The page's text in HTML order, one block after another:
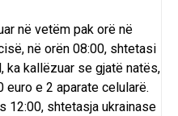
në vetëm pak orë në
në orën 08:00, shtetasi
ka kallëzuar se gjatë natës,
euro e 2 aparate celularë.
12:00, shtetasja ukrainase